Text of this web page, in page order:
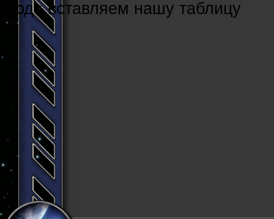
Cюда вставляем нашу таблицу